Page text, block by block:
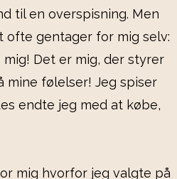
til en overspisning. Men
ofte gentager for mig selv:
mig! Det er mig, der styrer
mine følelser! Jeg spiser
endte jeg med at købe,
mig hvorfor jeg valgte på